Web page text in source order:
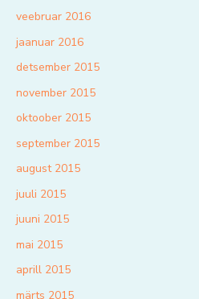
veebruar 2016
jaanuar 2016
detsember 2015
november 2015
oktoober 2015
september 2015
august 2015
juuli 2015
juuni 2015
mai 2015
aprill 2015
märts 2015